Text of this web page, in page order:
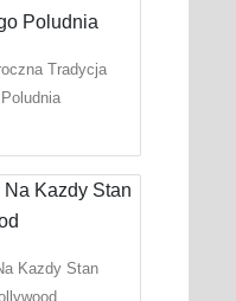
Tradycja
Kazdy Stan